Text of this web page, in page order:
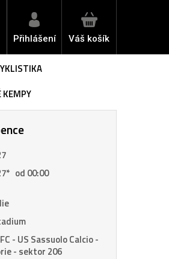
Přihlášení Váš košík
KEMPY
* od 00:00
- US Sassuolo Calcio -
- sektor 206